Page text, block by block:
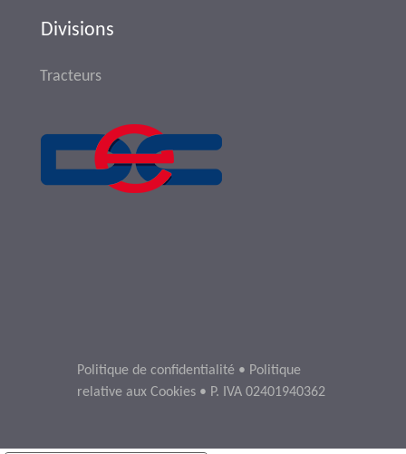
Divisions
Tracteurs
Politique de confidentialité • Politique
relative aux Cookies • P. IVA 02401940362